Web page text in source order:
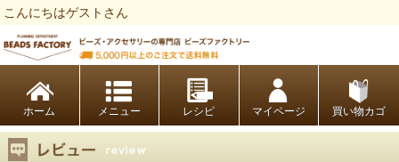
こんにちはゲストさん
ホーム レシピ マイページ 買い物カゴ